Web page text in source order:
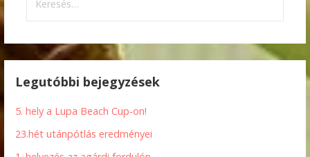
Legutóbbi bejegyzések
5. hely a Lupa Beach Cup-on!
23.hét utánpótlás eredményei